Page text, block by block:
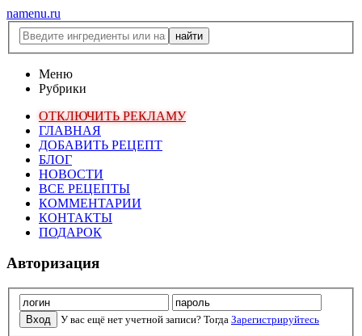
namenu.ru
Меню
Рубрики
ОТКЛЮЧИТЬ РЕКЛАМУ
ГЛАВНАЯ
ДОБАВИТЬ РЕЦЕПТ
БЛОГ
НОВОСТИ
ВСЕ РЕЦЕПТЫ
КОММЕНТАРИИ
КОНТАКТЫ
ПОДАРОК
Авторизация
У вас ещё нет учетной записи? Тогда Зарегистрируйтесь